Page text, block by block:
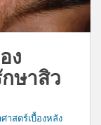
ง
ษาสิว
าสตร์เบื้องหลัง